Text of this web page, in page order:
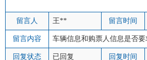
留言人 王** 留言时间
留言内容 车辆信息和购票人信息是否要
回复状态 已回复 回复时间